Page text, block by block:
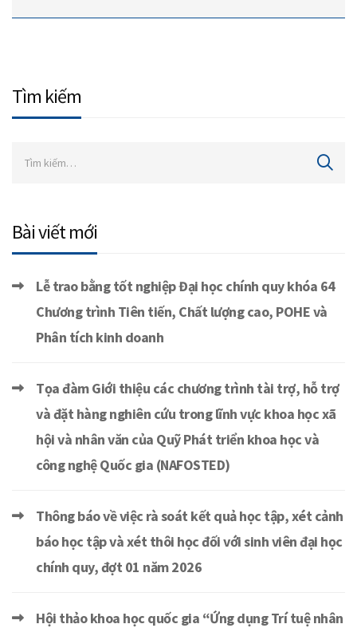
Tìm kiếm
Bài viết mới
Lễ trao bằng tốt nghiệp Đại học chính quy khóa 64
Chương trình Tiên tiến, Chất lượng cao, POHE và
Phân tích kinh doanh
Tọa đàm Giới thiệu các chương trình tài trợ, hỗ trợ
và đặt hàng nghiên cứu trong lĩnh vực khoa học xã
hội và nhân văn của Quỹ Phát triển khoa học và
công nghệ Quốc gia (NAFOSTED)
Thông báo về việc rà soát kết quả học tập, xét cảnh
báo học tập và xét thôi học đối với sinh viên đại học
chính quy, đợt 01 năm 2026
Hội thảo khoa học quốc gia “Ứng dụng Trí tuệ nhân